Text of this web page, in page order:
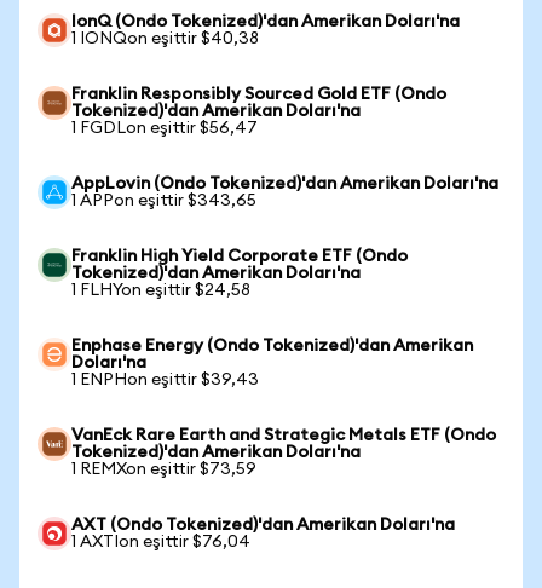
IonQ (Ondo Tokenized)'dan Amerikan Doları'na
1 IONQon eşittir $40,38
Franklin Responsibly Sourced Gold ETF (Ondo
Tokenized)'dan Amerikan Doları'na
1 FGDLon eşittir $56,47
AppLovin (Ondo Tokenized)'dan Amerikan Doları'na
1 APPon eşittir $343,65
Franklin High Yield Corporate ETF (Ondo
Tokenized)'dan Amerikan Doları'na
1 FLHYon eşittir $24,58
Enphase Energy (Ondo Tokenized)'dan Amerikan
Doları'na
1 ENPHon eşittir $39,43
VanEck Rare Earth and Strategic Metals ETF (Ondo
Tokenized)'dan Amerikan Doları'na
1 REMXon eşittir $73,59
AXT (Ondo Tokenized)'dan Amerikan Doları'na
1 AXTIon eşittir $76,04